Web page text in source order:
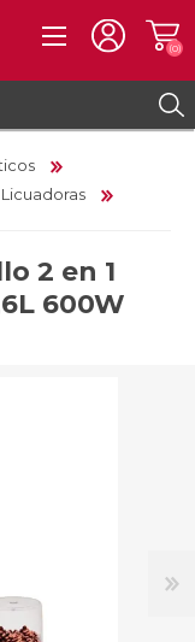
(0)
Licuadoras
2 en 1
600W